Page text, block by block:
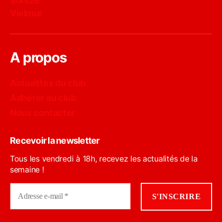
A propos
Recevoir la newsletter
Tous les vendredi à 18h, recevez les actualités de la
semaine !